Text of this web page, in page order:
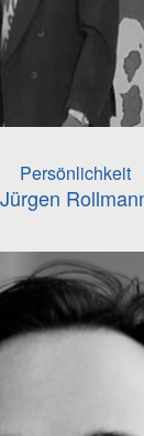
Persönlichkeit
Jürgen